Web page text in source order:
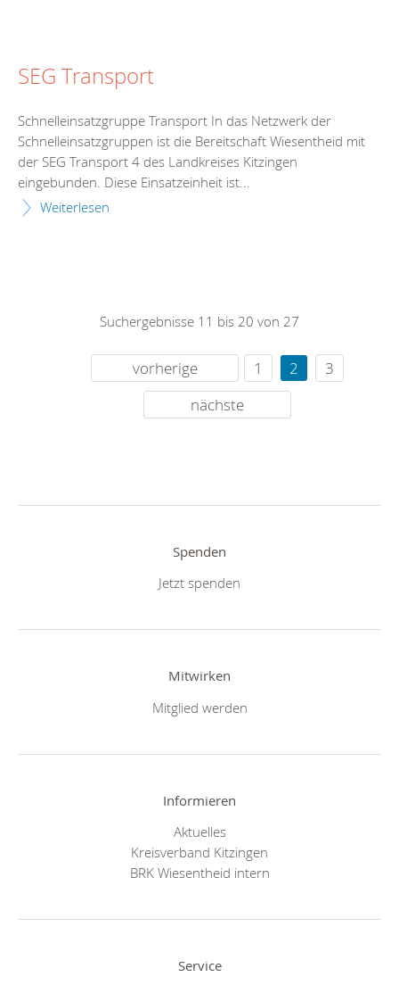
SEG Transport
Schnelleinsatzgruppe Transport In das Netzwerk der
Schnelleinsatzgruppen ist die Bereitschaft Wiesentheid mit
der SEG Transport 4 des Landkreises Kitzingen
eingebunden. Diese Einsatzeinheit ist...
Weiterlesen
Suchergebnisse 11 bis 20 von 27
vorherige 1 2
3
nächste
Spenden
Jetzt spenden
Mitwirken
Mitglied werden
Informieren
Aktuelles
Kreisverband Kitzingen
BRK Wiesentheid intern
Service